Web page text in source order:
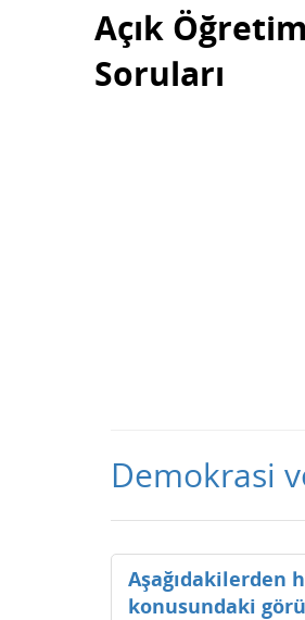
Açık
Soruları
Demokrasi
Aşağıdakilerden
konusundaki